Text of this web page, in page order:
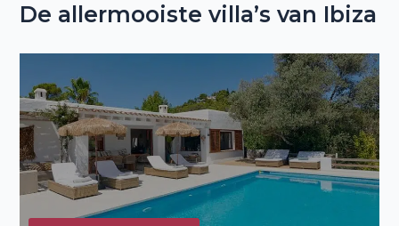
e
a
r
:
De allermooiste villa’s van Ibiza